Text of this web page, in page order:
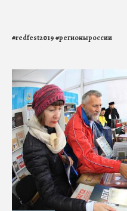
#redfest2019#регионыроссии